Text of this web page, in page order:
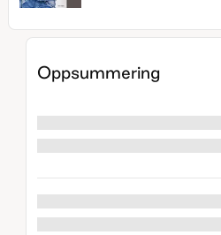
Oppsummering